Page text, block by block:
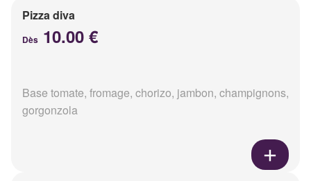
Pizza diva
Dès 10.00 €
Base tomate, fromage, chorizo, jambon, champignons,
gorgonzola